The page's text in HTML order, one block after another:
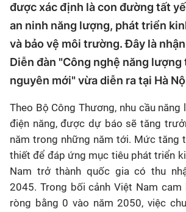
được xác định là con đường tất
an ninh năng lượng, phát triển
và bảo vệ môi trường. Đây là
Diễn đàn "Công nghệ năng lượng
nguyên mới" vừa diễn ra tại Hà
Theo Bộ Công Thương, nhu cầu
điện năng, được dự báo sẽ tăng
năm trong những năm tới. Mức tăng
thiết để đáp ứng mục tiêu phát triển
Nam trở thành quốc gia có thu
2045. Trong bối cảnh Việt Nam
ròng bằng 0 vào năm 2050, việc